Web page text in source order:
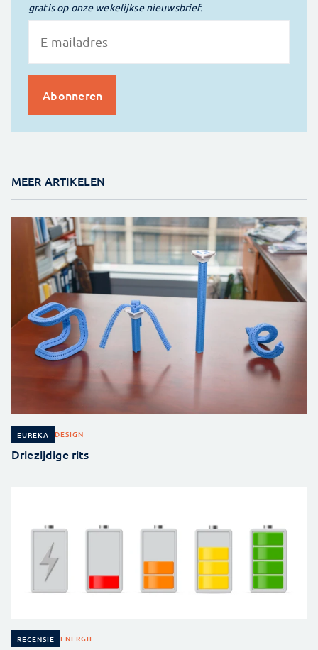
gratis op onze wekelijkse nieuwsbrief.
MEER ARTIKELEN
EUREKA DESIGN
Driezijdige rits
RECENSIE ENERGIE